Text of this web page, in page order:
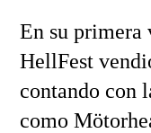
En su primera
HellFest
contando con
como